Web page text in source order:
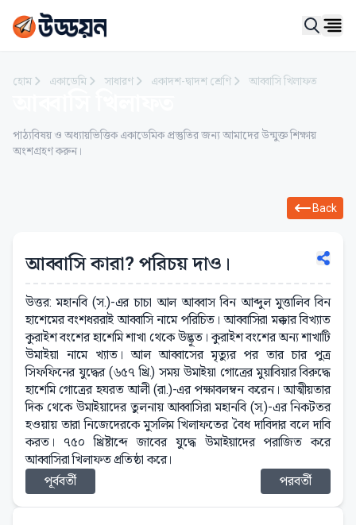
হোম একাডেমি সাধারণ একাদশ-দ্বাদশ শ্রেণি আব্বাসি খিলাফত
পাঠ্যবিষয় ও অধ্যায়ভিত্তিক একাডেমিক প্রস্তুতির জন্য আমাদের উন্মুক্ত শিক্ষায়
অংশগ্রহণ করুন।
Back
আব্বাসি কারা? পরিচয় দাও।
উত্তর: মহানবি (স.)-এর চাচা আল আব্বাস বিন আব্দুল মুত্তালিব বিন
হাশেমের বংশধররাই আব্বাসি নামে পরিচিত। আব্বাসিরা মক্কার বিখ্যাত
কুরাইশ বংশের হাশেমি শাখা থেকে উদ্ভূত। কুরাইশ বংশের অন্য শাখাটি
উমাইয়া নামে খ্যাত। আল আব্বাসের মৃত্যুর পর তার চার পুত্র
সিফফিনের যুদ্ধের (৬৫৭ খ্রি.) সময় উমাইয়া গোত্রের মুয়াবিয়ার বিরুদ্ধে
হাশেমি গোত্রের হযরত আলী (রা.)-এর পক্ষাবলম্বন করেন। আত্মীয়তার
দিক থেকে উমাইয়াদের তুলনায় আব্বাসিরা মহানবি (স.)-এর নিকটতর
হওয়ায় তারা নিজেদেরকে মুসলিম খিলাফতের বৈধ দাবিদার বলে দাবি
করত। ৭৫০ খ্রিষ্টাব্দে জাবের যুদ্ধে উমাইয়াদের পরাজিত করে
আব্বাসিরা খিলাফত প্রতিষ্ঠা করে।
পূর্ববর্তী
পরবর্তী